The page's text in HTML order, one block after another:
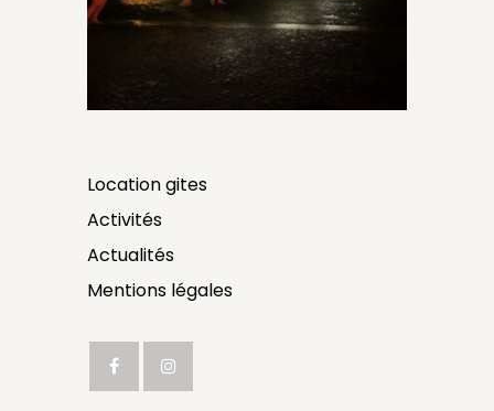
Location gites
Activités
Actualités
Mentions légales